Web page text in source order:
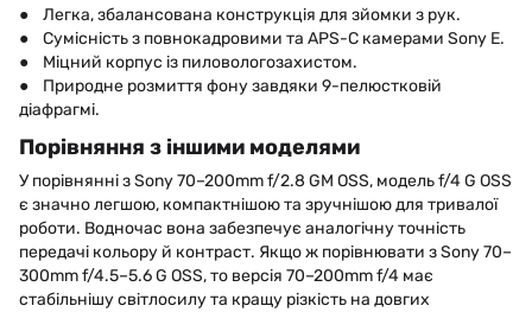
● Легка, збалансована конструкція для зйомки з рук.
● Сумісність з повнокадровими та APS-C камерами Sony E.
● Міцний корпус із пиловологозахистом.
● Природне розмиття фону завдяки 9-пелюстковій
діафрагмі.
Порівняння з іншими моделями
У порівнянні з Sony 70–200mm f/2.8 GM OSS, модель f/4 G OSS
є значно легшою, компактнішою та зручнішою для тривалої
роботи. Водночас вона забезпечує аналогічну точність
передачі кольору й контраст. Якщо ж порівнювати з Sony 70–
300mm f/4.5–5.6 G OSS, то версія 70–200mm f/4 має
стабільнішу світлосилу та кращу різкість на довгих